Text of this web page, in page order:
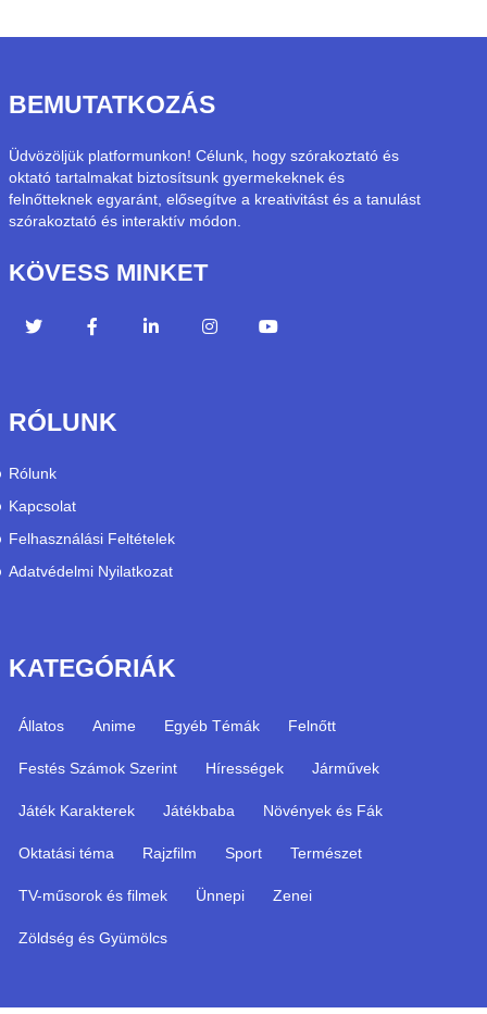
BEMUTATKOZÁS
Üdvözöljük platformunkon! Célunk, hogy szórakoztató és
oktató tartalmakat biztosítsunk gyermekeknek és
felnőtteknek egyaránt, elősegítve a kreativitást és a tanulást
szórakoztató és interaktív módon.
KÖVESS MINKET
RÓLUNK
Rólunk
Kapcsolat
Felhasználási Feltételek
Adatvédelmi Nyilatkozat
KATEGÓRIÁK
Állatos Anime Egyéb Témák Felnőtt
Festés Számok Szerint Hírességek Járművek
Játék Karakterek Játékbaba Növények és Fák
Oktatási téma Rajzfilm Sport Természet
TV-műsorok és filmek Ünnepi Zenei
Zöldség és Gyümölcs